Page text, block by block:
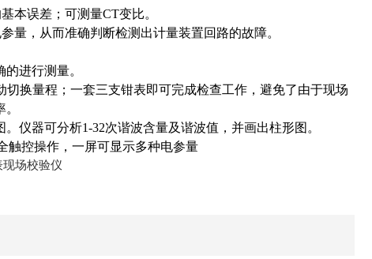
本误差；可测量CT变比。
量，从而准确判断检测出计量装置回路的故障。
进行测量。
换量程；一套三支钳表即可完成检查工作，避免了由于现场
仪器可分析1-32次谐波含量及谐波值，并画出柱形图。
触控操作，一屏可显示多种电参量